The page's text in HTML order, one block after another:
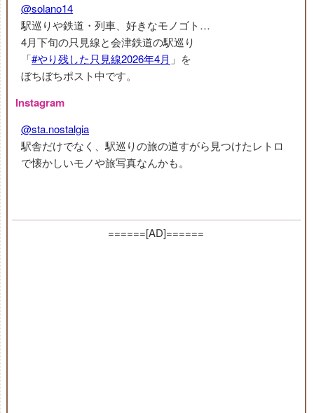
@solano14
駅巡りや鉄道・列車、好きなモノゴト…
4月下旬の只見線と会津鉄道の駅巡り
「#やり残した只見線2026年4月 」を
ぼちぼちポスト中です。
Instagram
@sta.nostalgia
駅舎だけでなく、駅巡りの旅の道すがら見つけたレトロ
で懐かしいモノや旅写真なんかも。
======[AD]======